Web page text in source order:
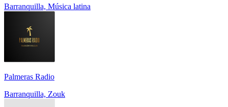
Barranquilla, Música latina
Palmeras Radio
Barranquilla, Zouk